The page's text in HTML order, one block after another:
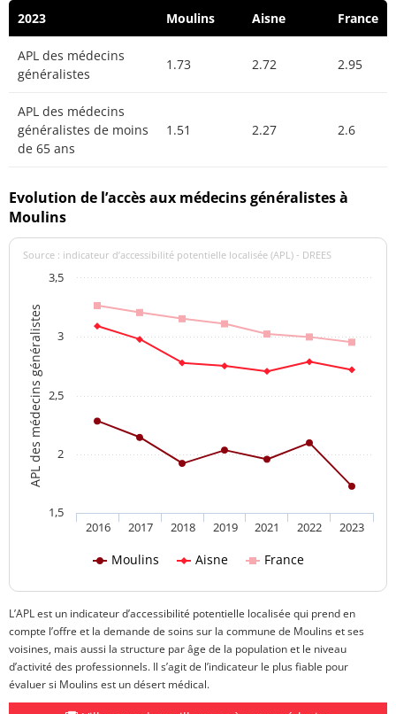
2023 Moulins Aisne France
APL des médecins
généralistes
1.73 2.72 2.95
APL des médecins
généralistes de moins
de 65 ans
1.51 2.27 2.6
Evolution de l’accès aux médecins généralistes à
Moulins
APL des médecins généralistes
Source : indicateur d’accessibilité potentielle localisée (APL) - DREES
Moulins Aisne France
2016 2017 2018 2019 2021 2022 2023
1,5
2
2,5
3
3,5
L’APL est un indicateur d’accessibilité potentielle localisée qui prend en
compte l’offre et la demande de soins sur la commune de Moulins et ses
voisines, mais aussi la structure par âge de la population et le niveau
d’activité des professionnels. Il s’agit de l’indicateur le plus fiable pour
évaluer si Moulins est un désert médical.